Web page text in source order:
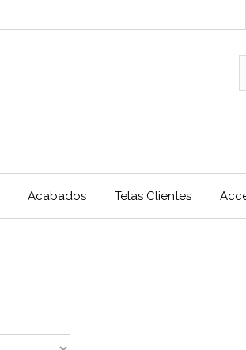
Acabados Telas Clientes